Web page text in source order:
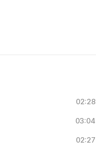
02:28
03:04
02:27